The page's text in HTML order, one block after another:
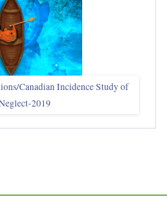
Canadian Incidence Study of
2019